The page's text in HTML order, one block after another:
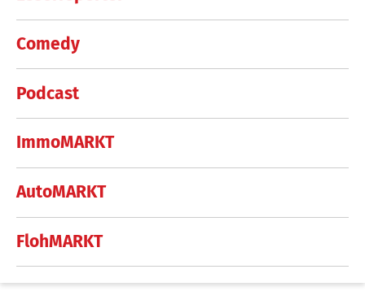
Comedy
Podcast
ImmoMARKT
AutoMARKT
FlohMARKT